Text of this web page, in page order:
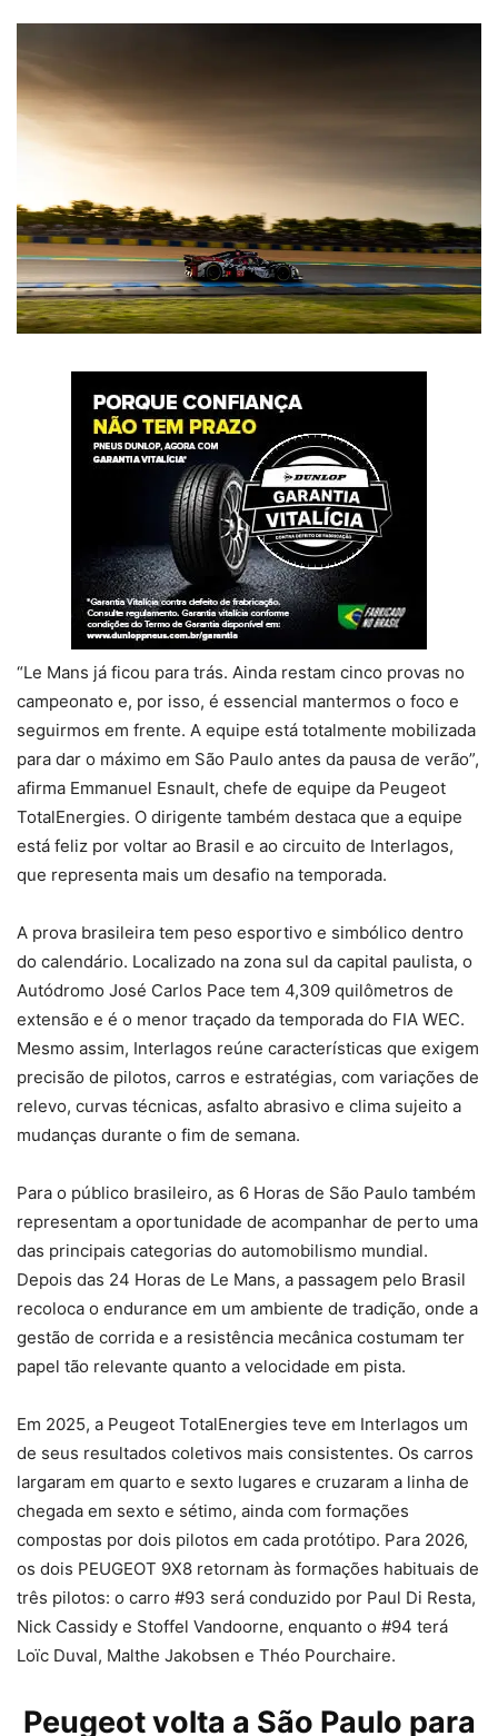
“Le Mans já ficou para trás. Ainda restam cinco provas no
campeonato e, por isso, é essencial mantermos o foco e
seguirmos em frente. A equipe está totalmente mobilizada
para dar o máximo em São Paulo antes da pausa de verão”,
afirma Emmanuel Esnault, chefe de equipe da Peugeot
TotalEnergies. O dirigente também destaca que a equipe
está feliz por voltar ao Brasil e ao circuito de Interlagos,
que representa mais um desafio na temporada.
A prova brasileira tem peso esportivo e simbólico dentro
do calendário. Localizado na zona sul da capital paulista, o
Autódromo José Carlos Pace tem 4,309 quilômetros de
extensão e é o menor traçado da temporada do FIA WEC.
Mesmo assim, Interlagos reúne características que exigem
precisão de pilotos, carros e estratégias, com variações de
relevo, curvas técnicas, asfalto abrasivo e clima sujeito a
mudanças durante o fim de semana.
Para o público brasileiro, as 6 Horas de São Paulo também
representam a oportunidade de acompanhar de perto uma
das principais categorias do automobilismo mundial.
Depois das 24 Horas de Le Mans, a passagem pelo Brasil
recoloca o endurance em um ambiente de tradição, onde a
gestão de corrida e a resistência mecânica costumam ter
papel tão relevante quanto a velocidade em pista.
Em 2025, a Peugeot TotalEnergies teve em Interlagos um
de seus resultados coletivos mais consistentes. Os carros
largaram em quarto e sexto lugares e cruzaram a linha de
chegada em sexto e sétimo, ainda com formações
compostas por dois pilotos em cada protótipo. Para 2026,
os dois PEUGEOT 9X8 retornam às formações habituais de
três pilotos: o carro #93 será conduzido por Paul Di Resta,
Nick Cassidy e Stoffel Vandoorne, enquanto o #94 terá
Loïc Duval, Malthe Jakobsen e Théo Pourchaire.
Peugeot volta a São Paulo para